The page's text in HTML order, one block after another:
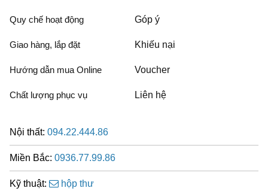
Quy chế hoạt động
Giao hàng, lắp đặt
Hướng dẫn mua Online
Chất lượng phục vụ
Góp ý
Khiếu nại
Voucher
Liên hệ
Nội thất: 094.22.444.86
Miền Bắc: 0936.77.99.86
Kỹ thuật: hộp thư